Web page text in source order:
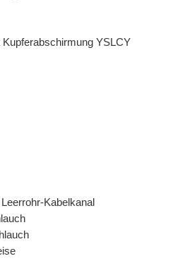
Kupferabschirmung YSLCY
Kabelkanal